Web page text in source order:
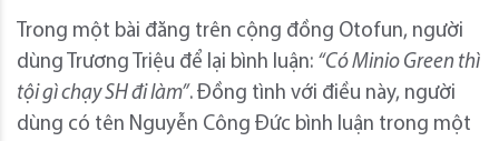
Trong một bài đăng trên cộng đồng Otofun, người
dùng Trương Triệu để lại bình luận: “Có Minio Green thì
tội gì chạy SH đi làm”. Đồng tình với điều này, người
dùng có tên Nguyễn Công Đức bình luận trong một